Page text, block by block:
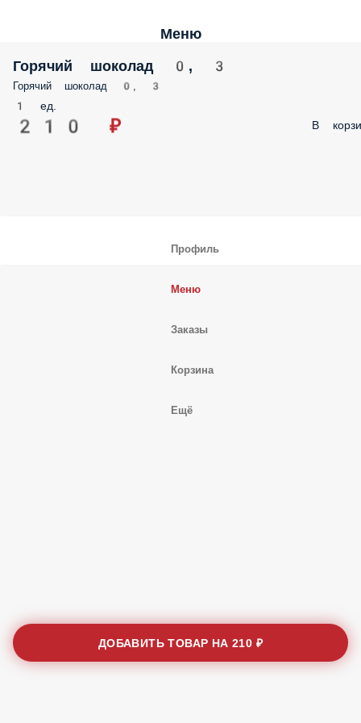
Меню
Горячий шоколад 0, 3
Горячий шоколад 0, 3
1 ед.
210 ₽ В
ДОБАВИТЬ ТОВАР НА210 ₽
Профиль
Меню
Заказы
Корзина
Ещё